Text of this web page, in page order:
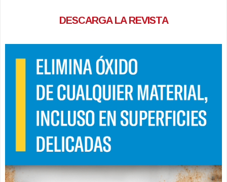
DESCARGA LA REVISTA